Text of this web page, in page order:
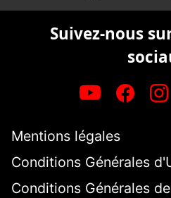
Suivez-nous
Mentions légales
Conditions Générales
Conditions Générales